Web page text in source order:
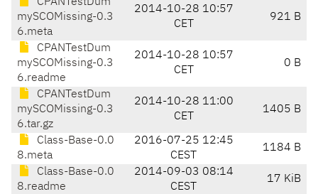
mySCOMissing-0.3
6.meta
2014-10-28 10:57
CET
921 B
CPANTestDum
mySCOMissing-0.3
6.readme
2014-10-28 10:57
CET
0 B
CPANTestDum
mySCOMissing-0.3
6.tar.gz
2014-10-28 11:00
CET
1405 B
Class-Base-0.0
8.meta
2016-07-25 12:45
CEST
1184 B
Class-Base-0.0
8.readme
2014-09-03 08:14
CEST
17 KiB